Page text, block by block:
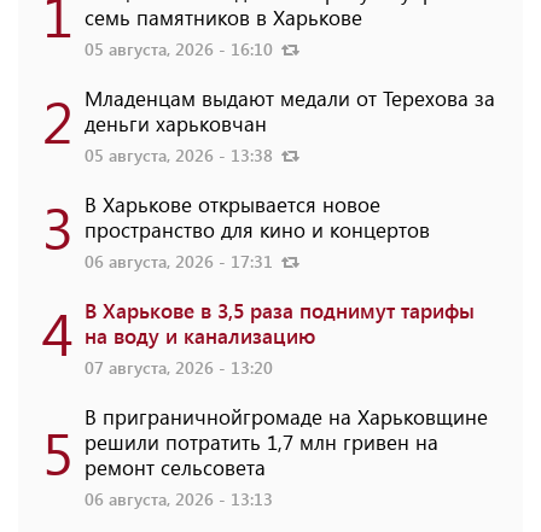
семь памятников в Харькове
05 августа, 2026 - 16:10
2 Младенцам выдают медали от Терехова за
деньги харьковчан
05 августа, 2026 - 13:38
3 В Харькове открывается новое
пространство для кино и концертов
06 августа, 2026 - 17:31
4 В Харькове в 3,5 раза поднимут тарифы
на воду и канализацию
07 августа, 2026 - 13:20
5 В приграничнойгромаде на Харьковщине
решили потратить 1,7 млн ​​гривен на
ремонт сельсовета
06 августа, 2026 - 13:13